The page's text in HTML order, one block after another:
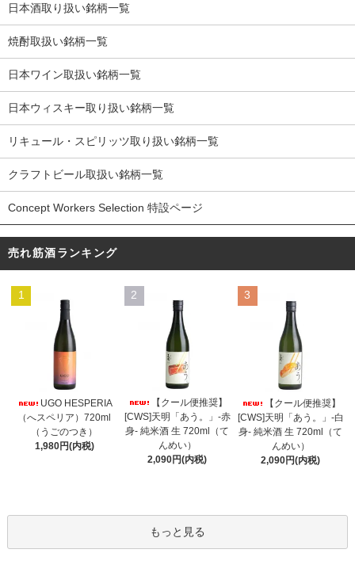
日本酒取り扱い銘柄一覧
焼酎取扱い銘柄一覧
日本ワイン取扱い銘柄一覧
日本ウィスキー取り扱い銘柄一覧
リキュール・スピリッツ取り扱い銘柄一覧
クラフトビール取扱い銘柄一覧
Concept Workers Selection 特設ページ
売れ筋酒ランキング
1
UGO HESPERIA
（へスペリア）720ml
（うごのつき）
1,980円(内税)
2
【クール便推奨】
[CWS]天明「あう。」-赤
身- 純米酒 生 720ml（て
んめい）
2,090円(内税)
3
【クール便推奨】
[CWS]天明「あう。」-白
身- 純米酒 生 720ml（て
んめい）
2,090円(内税)
もっと見る